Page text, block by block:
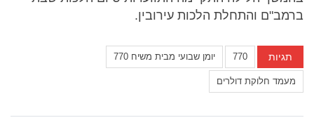
ברמב"ם והתחלת הלכות עירובין.
תגיות 770 יומן שבועי מבית משיח 770
מעמד חלוקת דולרים